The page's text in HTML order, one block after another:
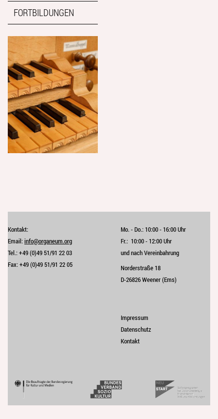
FORTBILDUNGEN
Impressum
Datenschutz
Kontakt
Kontakt:
Email:info@organeum.org
Tel.:+49 (0)49 51/91 22 03
Fax:+49 (0)49 51/91 22 05
Mo. - Do.: 10:00 - 16:00 Uhr
Fr.: 10:00 - 12:00 Uhr
und nach Vereinbahrung
Norderstraße 18
D-26826 Weener (Ems)